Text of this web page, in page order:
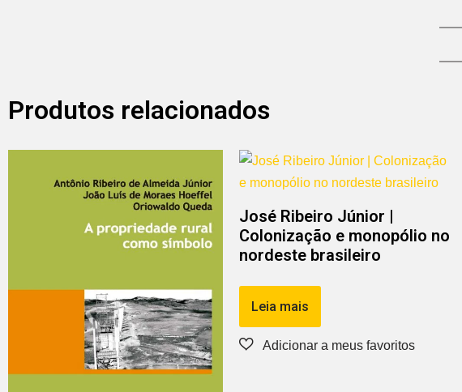
Produtos relacionados
José Ribeiro Júnior |
Colonização e monopólio no
nordeste brasileiro
Leia mais